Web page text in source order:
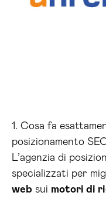
1. Cosa fa
posizionamento
L’agenzia di
specializzati per
web sui motori di